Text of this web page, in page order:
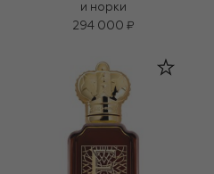
и норки
294 000 ₽